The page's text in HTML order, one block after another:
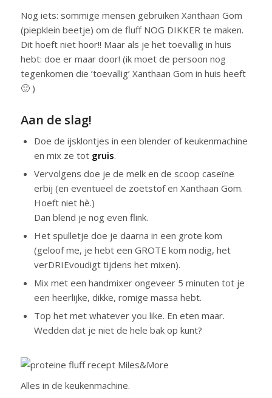
Nog iets: sommige mensen gebruiken Xanthaan Gom
(piepklein beetje) om de fluff NOG DIKKER te maken.
Dit hoeft niet hoor!! Maar als je het toevallig in huis
hebt: doe er maar door! (ik moet de persoon nog
tegenkomen die ’toevallig’ Xanthaan Gom in huis heeft
🙂 )
Aan de slag!
Doe de ijsklontjes in een blender of keukenmachine
en mix ze tot gruis.
Vervolgens doe je de melk en de scoop caseïne
erbij (en eventueel de zoetstof en Xanthaan Gom.
Hoeft niet hè.)
Dan blend je nog even flink.
Het spulletje doe je daarna in een grote kom
(geloof me, je hebt een GROTE kom nodig, het
verDRIEvoudigt tijdens het mixen).
Mix met een handmixer ongeveer 5 minuten tot je
een heerlijke, dikke, romige massa hebt.
Top het met whatever you like. En eten maar.
Wedden dat je niet de hele bak op kunt?
Alles in de keukenmachine.